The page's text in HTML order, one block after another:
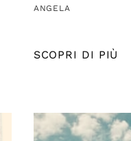
ANGELA
SCOPRI DI PIÙ